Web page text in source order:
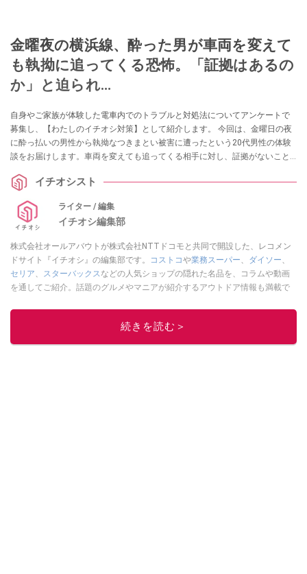
金曜夜の横浜線、酔った男が車両を変えて
も執拗に追ってくる恐怖。「証拠はあるの
か」と迫られ…
自身やご家族が体験した電車内でのトラブルと対処法についてアンケートで
募集し、【わたしのイチオシ対策】として紹介します。 今回は、金曜日の夜
に酔っ払いの男性から執拗なつきまとい被害に遭ったという20代男性の体験
談をお届けします。車両を変えても追ってくる相手に対し、証拠がないこと
た。
イチオシスト
ライター / 編集
イチオシ編集部
株式会社オールアバウトが株式会社NTTドコモと共同で開設した、レコメン
ドサイト『イチオシ』の編集部です。
コストコや業務スーパー ダイソー
セリア
スターバックス などの人気ショップの隠れた名品を、コラムや動画
を通してご紹介。話題のグルメやマニアが紹介するアウトドア情報も満載で
レビューしています。毎日トレンド情報をお届けしているので、ぜひ
してください！続きを読む＞